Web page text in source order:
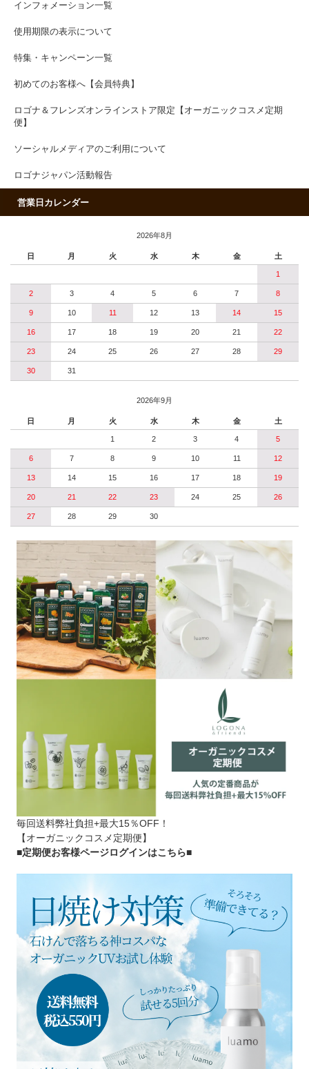
インフォメーション一覧
使用期限の表示について
特集・キャンペーン一覧
初めてのお客様へ【会員特典】
ロゴナ＆フレンズオンラインストア限定【オーガニックコスメ定期
便】
ソーシャルメディアのご利用について
ロゴナジャパン活動報告
営業日カレンダー
2026年8月
日 月 火 水 木 金 土
1
2 3 4 5 6 7 8
9 10 11 12 13 14 15
16 17 18 19 20 21 22
23 24 25 26 27 28 29
30 31
2026年9月
日 月 火 水 木 金 土
1 2 3 4 5
6 7 8 9 10 11 12
13 14 15 16 17 18 19
20 21 22 23 24 25 26
27 28 29 30
毎回送料弊社負担+最大15％OFF！
【オーガニックコスメ定期便】
■定期便お客様ページログインはこちら■